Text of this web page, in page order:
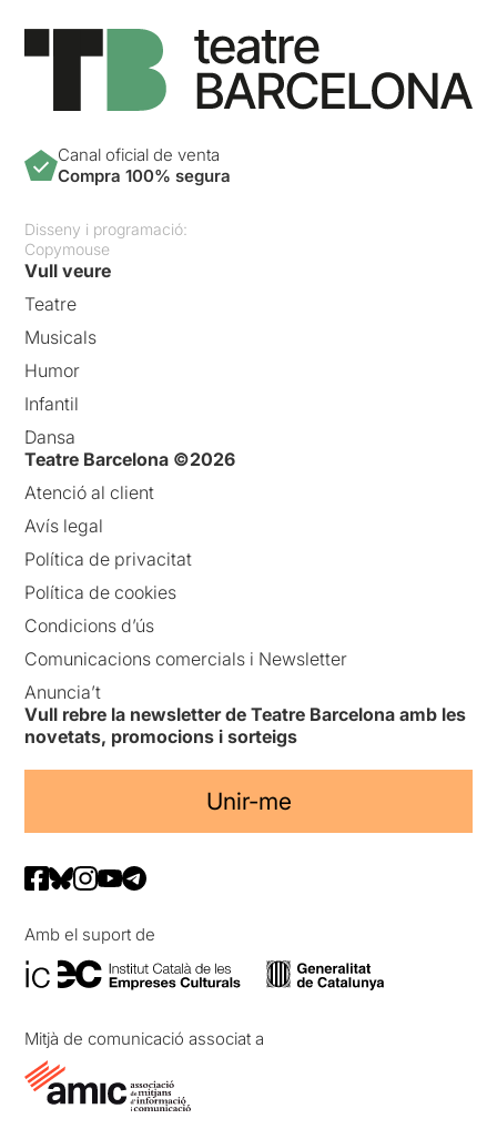
Canal oficial de venta
Compra 100% segura
Disseny i programació:
Copymouse
Vull veure
Teatre
Musicals
Humor
Infantil
Dansa
Teatre Barcelona ©2026
Atenció al client
Avís legal
Política de privacitat
Política de cookies
Condicions d’ús
Comunicacions comercials i Newsletter
Anuncia’t
Vull rebre la newsletter de Teatre Barcelona amb les
novetats, promocions i sorteigs
Unir-me
Amb el suport de
Mitjà de comunicació associat a